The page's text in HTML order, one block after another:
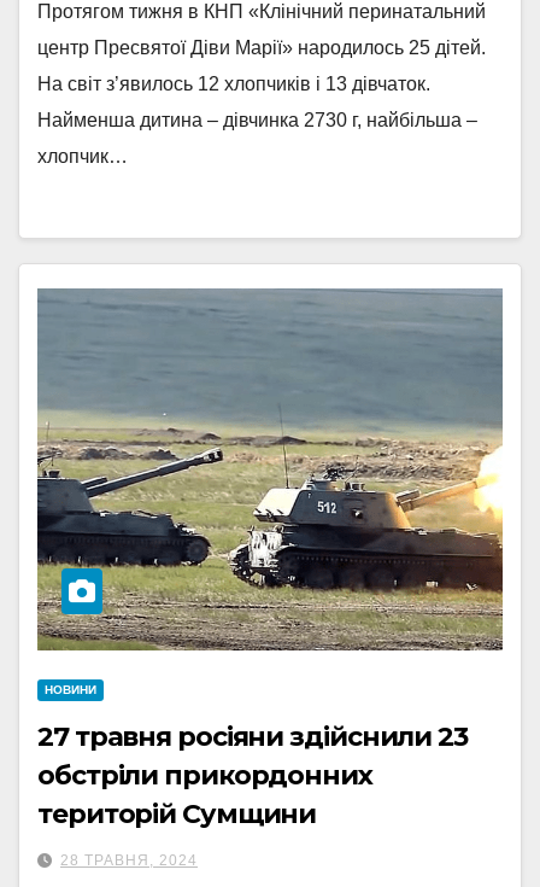
Протягом тижня в КНП «Клінічний перинатальний
центр Пресвятої Діви Марії» народилось 25 дітей.
На світ з’явилось 12 хлопчиків і 13 дівчаток.
Найменша дитина – дівчинка 2730 г, найбільша –
хлопчик…
НОВИНИ
27 травня росіяни здійснили 23
обстріли прикордонних
територій Сумщини
28 ТРАВНЯ, 2024